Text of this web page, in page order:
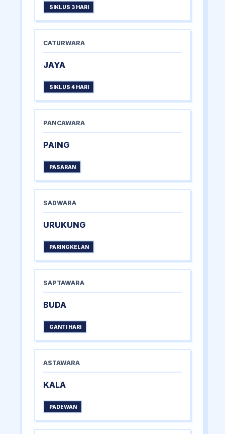
SIKLUS 3 HARI
CATURWARA
JAYA
SIKLUS 4 HARI
PANCAWARA
PAING
PASARAN
SADWARA
URUKUNG
PARINGKELAN
SAPTAWARA
BUDA
GANTI HARI
ASTAWARA
KALA
PADEWAN